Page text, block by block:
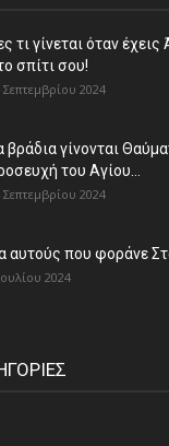
τι γίνεται όταν
σπίτι σου!
Σεπτεμβρίου 2024
βράδια γίνονται
του Αγίου...
Σεπτεμβρίου 2024
αυτούς που φοράνε
2024